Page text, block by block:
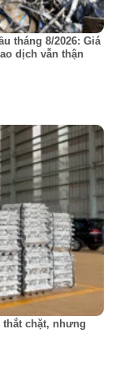
tháng 8/2026: Giá
dịch vẫn thận
chặt, nhưng